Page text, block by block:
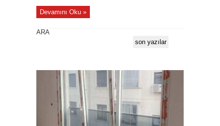
Devamını Oku »
ARA
son yazılar